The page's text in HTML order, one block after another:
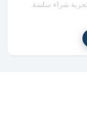
شراء سلسة.